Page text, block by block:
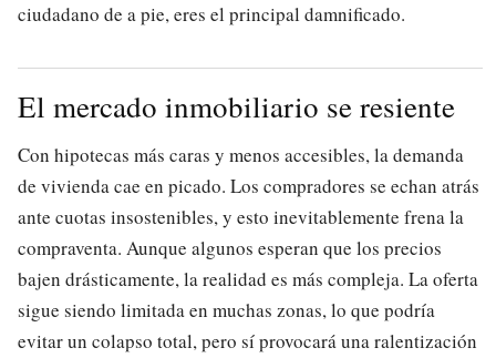
ciudadano de a pie, eres el principal damnificado.
El mercado inmobiliario se resiente
Con hipotecas más caras y menos accesibles, la demanda
de vivienda cae en picado. Los compradores se echan atrás
ante cuotas insostenibles, y esto inevitablemente frena la
compraventa. Aunque algunos esperan que los precios
bajen drásticamente, la realidad es más compleja. La oferta
sigue siendo limitada en muchas zonas, lo que podría
evitar un colapso total, pero sí provocará una ralentización